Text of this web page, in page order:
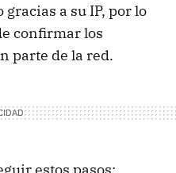
a su IP, por lo
confirmar los
parte de la red.